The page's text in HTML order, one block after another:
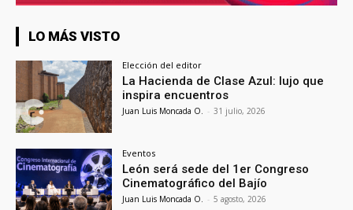
LO MÁS VISTO
Elección del editor
La Hacienda de Clase Azul: lujo que
inspira encuentros
Juan Luis Moncada O. - 31 julio, 2026
Eventos
León será sede del 1er Congreso
Cinematográfico del Bajío
Juan Luis Moncada O. - 5 agosto, 2026